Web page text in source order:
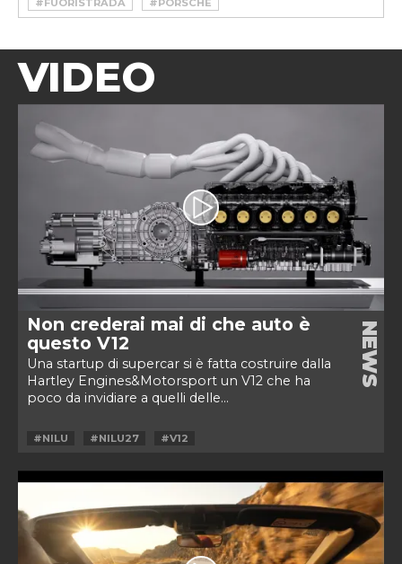
#FUORISTRADA #PORSCHE
VIDEO
Non crederai mai di che auto è
questo V12
Una startup di supercar si è fatta costruire dalla
Hartley Engines&Motorsport un V12 che ha
poco da invidiare a quelli delle...
NEWS
#NILU #NILU27 #V12